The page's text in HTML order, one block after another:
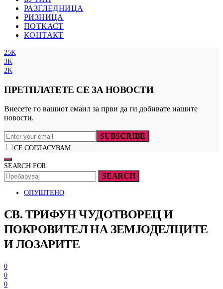
РАЗГЛЕДНИЦА
РИЗНИЦА
ПОТКАСТ
КОНТАКТ
25K
3K
2K
ПРЕТПЛАТЕТЕ СЕ ЗА НОВОСТИ
Внесете го вашиот емаил за први да ги добивате нашите
новости.
SUBSCRIBE
СЕ СОГЛАСУВАМ
SEARCH FOR:
SEARCH
ОПУШТЕНО
СВ. ТРИФУН ЧУДОТВОРЕЦ И
ПОКРОВИТЕЛ НА ЗЕМЈОДЕЛЦИТЕ
И ЛОЗАРИТЕ
0
0
0